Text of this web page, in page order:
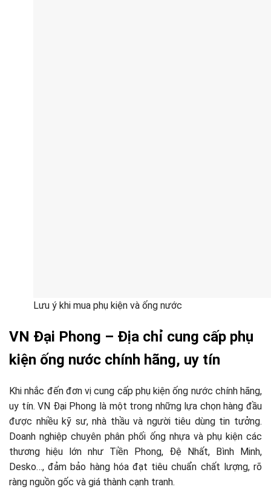
Lưu ý khi mua phụ kiện và ống nước
VN Đại Phong – Địa chỉ cung cấp phụ
kiện ống nước chính hãng, uy tín
Khi nhắc đến đơn vị cung cấp phụ kiện ống nước chính hãng,
uy tín. VN Đại Phong là một trong những lựa chọn hàng đầu
được nhiều kỹ sư, nhà thầu và người tiêu dùng tin tưởng.
Doanh nghiệp chuyên phân phối ống nhựa và phụ kiện các
thương hiệu lớn như Tiền Phong, Đệ Nhất, Bình Minh,
Desko…, đảm bảo hàng hóa đạt tiêu chuẩn chất lượng, rõ
ràng nguồn gốc và giá thành cạnh tranh.